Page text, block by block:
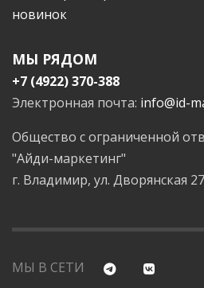
новинок
МЫ РЯДОМ
+7 (4922) 370-388
Электронная почта: info@id-
Общество с ограниченной
"Айди-маркетинг"
г. Владимир, ул. Дворянская
МЫ В СЕТИ